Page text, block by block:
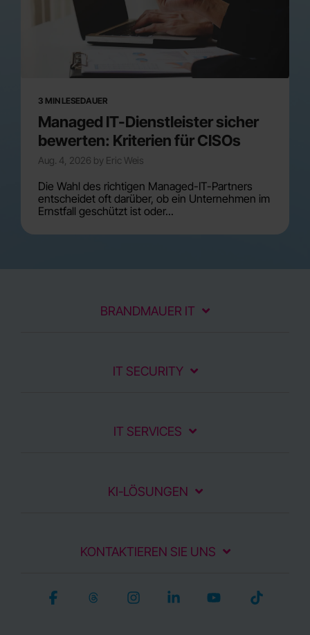
3 MIN LESEDAUER
Managed IT-Dienstleister sicher
bewerten: Kriterien für CISOs
Aug. 4, 2026 by Eric Weis
Die Wahl des richtigen Managed-IT-Partners
entscheidet oft darüber, ob ein Unternehmen im
Ernstfall geschützt ist oder...
BRANDMAUER IT
IT SECURITY
IT SERVICES
KI-LÖSUNGEN
KONTAKTIEREN SIE UNS
FacebookThreads InstagramLinkedin YouTube